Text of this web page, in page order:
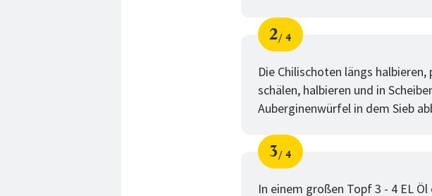
Schritt
2
von
4
Die Chilischoten längs
schälen, halbieren und in
Auberginenwürfel in dem Sieb
Schritt
3
von
4
In einem großen Topf 3 - 4 EL